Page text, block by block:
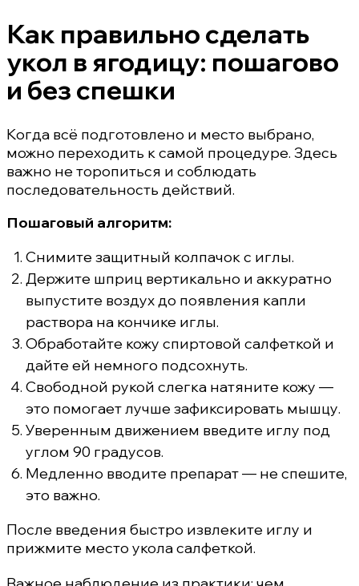
Как правильно сделать
укол в ягодицу: пошагово
и без спешки
Когда всё подготовлено и место выбрано,
можно переходить к самой процедуре. Здесь
важно не торопиться и соблюдать
последовательность действий.
Пошаговый алгоритм:
Снимите защитный колпачок с иглы.
Держите шприц вертикально и аккуратно
выпустите воздух до появления капли
раствора на кончике иглы.
Обработайте кожу спиртовой салфеткой и
дайте ей немного подсохнуть.
Свободной рукой слегка натяните кожу —
это помогает лучше зафиксировать мышцу.
Уверенным движением введите иглу под
углом 90 градусов.
Медленно вводите препарат — не спешите,
это важно.
После введения быстро извлеките иглу и
прижмите место укола салфеткой.